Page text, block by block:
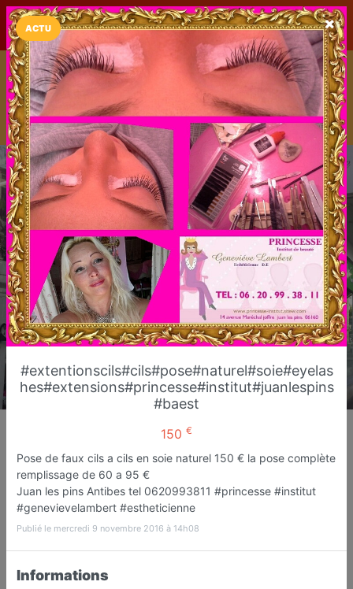
LaCarte LaCarte sur
Play Store
Installez l'App LaCarte
Téléchargez gratuitement l'app LaCarte pour suivre vos
commerces favoris et ne rien rater !
Télécharger Plus tard
Princesse institut esthétique
Onglerie Wax Juan les pins
Institut de beauté
Antibes Juan Les Pins
Favori Contacter
Ouvre demain dès 10:00
ACTU
#extentionscils#cils#pose#naturel#soie#eyelas
hes#extensions#princesse#institut#juanlespins
#baest
150 €
Pose de faux cils a cils en soie naturel 150 € la pose complète
remplissage de 60 a 95 €
Juan les pins Antibes tel 0620993811 #princesse #institut
#genevievelambert #estheticienne
Publié le mercredi 9 novembre 2016 à 14h08
Informations